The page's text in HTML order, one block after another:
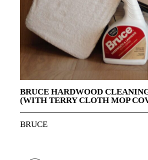
BRUCE HARDWOOD
(WITH TERRY CLOTH MOP
BRUCE